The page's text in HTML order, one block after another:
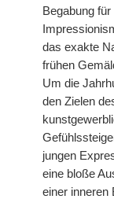
Begabung
das exakte
frühen
Um die
den Zielen
jungen
eine bloße
einer inneren